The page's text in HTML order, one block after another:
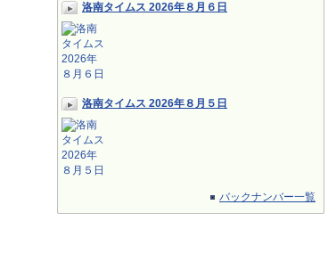
洛南タイムス 2026年８月６日
洛南タイムス 2026年８月５日
バックナンバー一覧